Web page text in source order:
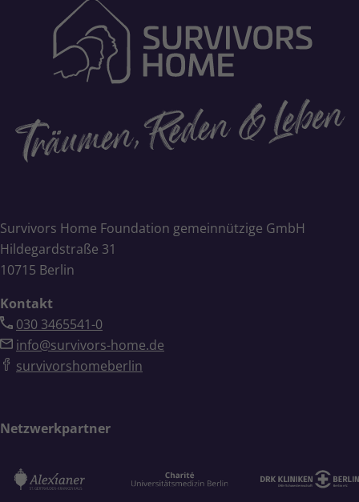
Survivors Home Foundation gemeinnützige GmbH
Hildegardstraße 31
10715 Berlin
Kontakt
030 3465541-0
info@survivors-home.de
survivorshomeberlin
Netzwerkpartner